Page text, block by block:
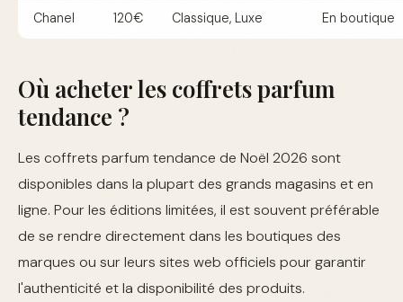
Chanel 120€ Classique, Luxe En boutique
Où acheter les coffrets parfum
tendance ?
Les coffrets parfum tendance de Noël 2026 sont
disponibles dans la plupart des grands magasins et en
ligne. Pour les éditions limitées, il est souvent préférable
de se rendre directement dans les boutiques des
marques ou sur leurs sites web officiels pour garantir
l'authenticité et la disponibilité des produits.